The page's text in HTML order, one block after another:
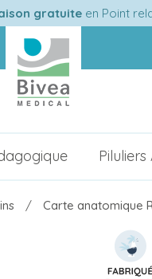
gratuiteen Point
Carte anatomique